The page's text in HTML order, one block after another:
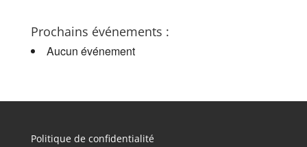
Prochains événements :
Aucun événement
Politique de confidentialité